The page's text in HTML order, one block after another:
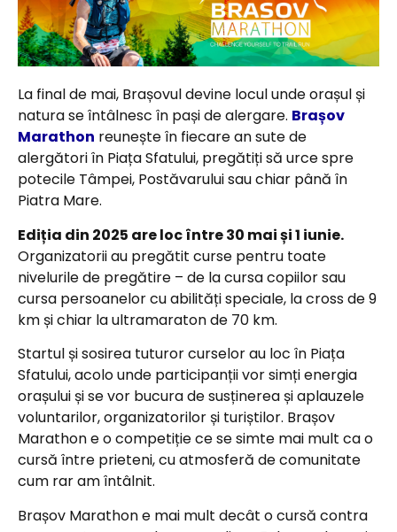
La final de mai, Brașovul devine locul unde orașul și
natura se întâlnesc în pași de alergare. Brașov
Marathon reunește în fiecare an sute de
alergători în Piața Sfatului, pregătiți să urce spre
potecile Tâmpei, Postăvarului sau chiar până în
Piatra Mare.
Ediția din 2025 are loc între 30 mai și 1 iunie.
Organizatorii au pregătit curse pentru toate
nivelurile de pregătire – de la cursa copiilor sau
cursa persoanelor cu abilități speciale, la cross de 9
km și chiar la ultramaraton de 70 km.
Startul și sosirea tuturor curselor au loc în Piața
Sfatului, acolo unde participanții vor simți energia
orașului și se vor bucura de susținerea și aplauzele
voluntarilor, organizatorilor și turiștilor. Brașov
Marathon e o competiție ce se simte mai mult ca o
cursă între prieteni, cu atmosferă de comunitate
cum rar am întâlnit.
Brașov Marathon e mai mult decât o cursă contra